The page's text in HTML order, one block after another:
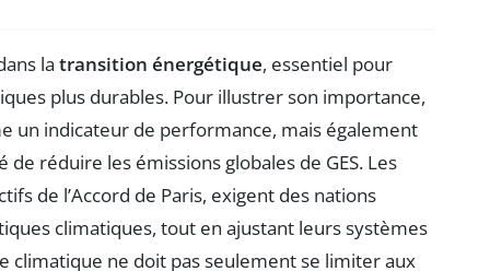
la transition énergétique, essentiel pour
plus durables. Pour illustrer son importance,
un indicateur de performance, mais également
réduire les émissions globales de GES. Les
de l’Accord de Paris, exigent des nations
climatiques, tout en ajustant leurs systèmes
climatique ne doit pas seulement se limiter aux